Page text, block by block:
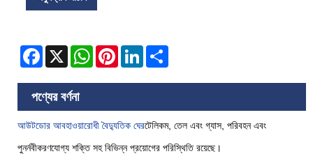
Facebook
X WhatsAppPinterestLinkedIn
পণ্যের বর্ণনা
আউটডোর আবহাওয়ারোধী বৈদ্যুতিক ঘেরটেলিকম, তেল এবং গ্যাস, পরিবহন এবং
পুনর্নবীকরণযোগ্য শক্তি সহ বিভিন্ন প্রয়োগের পরিস্থিতি রয়েছে।